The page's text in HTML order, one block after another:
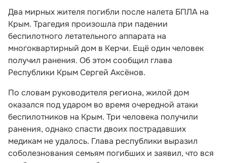
Два мирных жителя погибли после налета БПЛА на
Крым. Трагедия произошла при падении
беспилотного летательного аппарата на
многоквартирный дом в Керчи. Ещё один человек
получил ранения. Об этом сообщил глава
Республики Крым Сергей Аксёнов.
По словам руководителя региона, жилой дом
оказался под ударом во время очередной атаки
беспилотников на Крым. Три человека получили
ранения, однако спасти двоих пострадавших
медикам не удалось. Глава республики выразил
соболезнования семьям погибших и заявил, что вся